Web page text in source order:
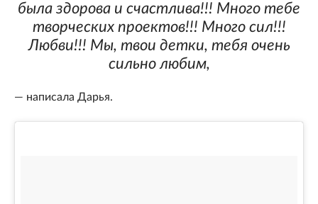
была здорова и счастлива!!! Много тебе
творческих проектов!!! Много сил!!!
Любви!!! Мы, твои детки, тебя очень
сильно любим,
— написала Дарья.